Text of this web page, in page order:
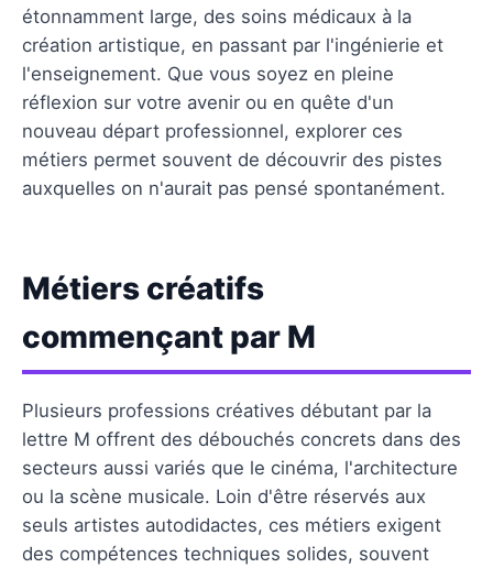
Métiers de service commençant par M
Métiers en santé commençant par M
Questions fréquentes
étonnamment large, des soins médicaux à la
création artistique, en passant par l'ingénierie et
l'enseignement. Que vous soyez en pleine
réflexion sur votre avenir ou en quête d'un
nouveau départ professionnel, explorer ces
métiers permet souvent de découvrir des pistes
auxquelles on n'aurait pas pensé spontanément.
Métiers créatifs
commençant par M
Plusieurs professions créatives débutant par la
lettre M offrent des débouchés concrets dans des
secteurs aussi variés que le cinéma, l'architecture
ou la scène musicale. Loin d'être réservés aux
seuls artistes autodidactes, ces métiers exigent
des compétences techniques solides, souvent